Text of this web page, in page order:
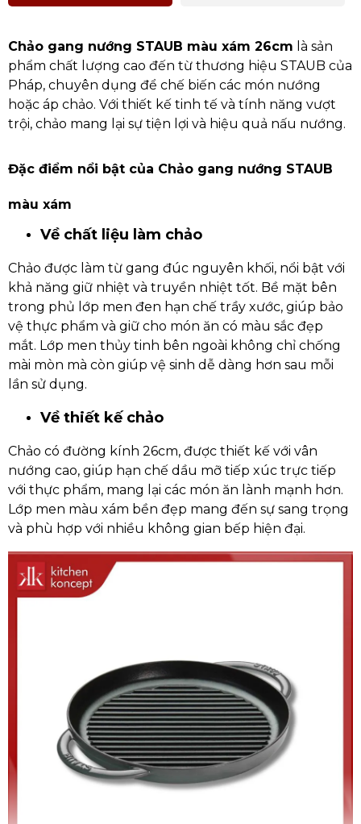
Chảo gang nướng STAUB màu xám 26cm là sản
phẩm chất lượng cao đến từ thương hiệu STAUB của
Pháp, chuyên dụng để chế biến các món nướng
hoặc áp chảo. Với thiết kế tinh tế và tính năng vượt
trội, chảo mang lại sự tiện lợi và hiệu quả nấu nướng.
Đặc điểm nổi bật của Chảo gang nướng STAUB
màu xám
Về chất liệu làm chảo
Chảo được làm từ gang đúc nguyên khối, nổi bật với
khả năng giữ nhiệt và truyền nhiệt tốt. Bề mặt bên
trong phủ lớp men đen hạn chế trầy xước, giúp bảo
vệ thực phẩm và giữ cho món ăn có màu sắc đẹp
mắt. Lớp men thủy tinh bên ngoài không chỉ chống
mài mòn mà còn giúp vệ sinh dễ dàng hơn sau mỗi
lần sử dụng.
Về thiết kế chảo
Chảo có đường kính 26cm, được thiết kế với vân
nướng cao, giúp hạn chế dầu mỡ tiếp xúc trực tiếp
với thực phẩm, mang lại các món ăn lành mạnh hơn.
Lớp men màu xám bền đẹp mang đến sự sang trọng
và phù hợp với nhiều không gian bếp hiện đại.